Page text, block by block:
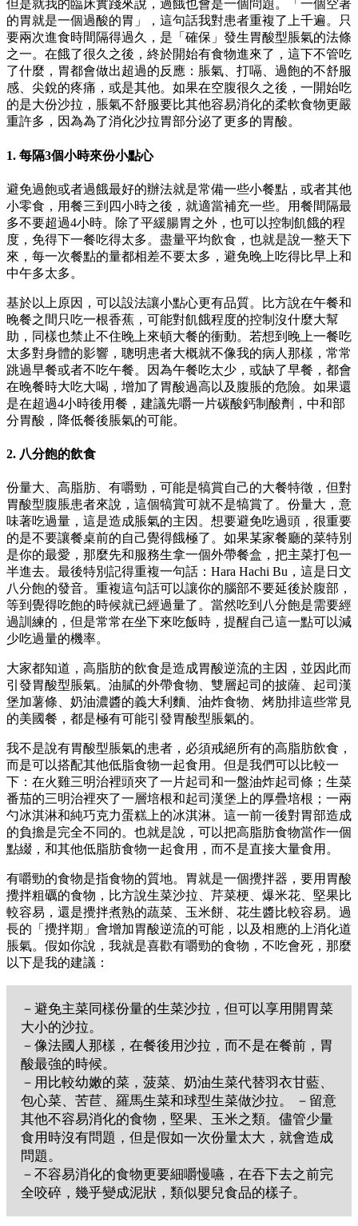
但是就我的臨床實踐來說，過餓也會是一個問題。「一個空著
的胃就是一個過酸的胃」，這句話我對患者重複了上千遍。只
要兩次進食時間隔得過久，是「確保」發生胃酸型脹氣的法條
之一。在餓了很久之後，終於開始有食物進來了，這下不管吃
了什麼，胃都會做出超過的反應：脹氣、打嗝、過飽的不舒服
感、尖銳的疼痛，或是其他。如果在空腹很久之後，一開始吃
的是大份沙拉，脹氣不舒服要比其他容易消化的柔軟食物更嚴
重許多，因為為了消化沙拉胃部分泌了更多的胃酸。
1. 每隔3個小時來份小點心
避免過飽或者過餓最好的辦法就是常備一些小餐點，或者其他
小零食，用餐三到四小時之後，就適當補充一些。用餐間隔最
多不要超過4小時。除了平緩腸胃之外，也可以控制飢餓的程
度，免得下一餐吃得太多。盡量平均飲食，也就是說一整天下
來，每一次餐點的量都相差不要太多，避免晚上吃得比早上和
中午多太多。
基於以上原因，可以設法讓小點心更有品質。比方說在午餐和
晚餐之間只吃一根香蕉，可能對飢餓程度的控制沒什麼大幫
助，同樣也禁止不住晚上來頓大餐的衝動。若想到晚上一餐吃
太多對身體的影響，聰明患者大概就不像我的病人那樣，常常
跳過早餐或者不吃午餐。因為午餐吃太少，或缺了早餐，都會
在晚餐時大吃大喝，增加了胃酸過高以及腹脹的危險。如果還
是在超過4小時後用餐，建議先嚼一片碳酸鈣制酸劑，中和部
分胃酸，降低餐後脹氣的可能。
2. 八分飽的飲食
份量大、高脂肪、有嚼勁，可能是犒賞自己的大餐特徵，但對
胃酸型腹脹患者來說，這個犒賞可就不是犒賞了。份量大，意
味著吃過量，這是造成脹氣的主因。想要避免吃過頭，很重要
的是不要讓餐桌前的自己覺得餓極了。如果某家餐廳的菜特別
是你的最愛，那麼先和服務生拿一個外帶餐盒，把主菜打包一
半進去。最後特別記得重複一句話：Hara Hachi Bu，這是日文
八分飽的發音。重複這句話可以讓你的腦部不要延後於腹部，
等到覺得吃飽的時候就已經過量了。當然吃到八分飽是需要經
過訓練的，但是常常在坐下來吃飯時，提醒自己這一點可以減
少吃過量的機率。
大家都知道，高脂肪的飲食是造成胃酸逆流的主因，並因此而
引發胃酸型脹氣。油膩的外帶食物、雙層起司的披薩、起司漢
堡加薯條、奶油濃醬的義大利麵、油炸食物、烤肋排這些常見
的美國餐，都是極有可能引發胃酸型脹氣的。
我不是說有胃酸型脹氣的患者，必須戒絕所有的高脂肪飲食，
而是可以搭配其他低脂食物一起食用。但是我們可以比較一
下：在火雞三明治裡頭夾了一片起司和一盤油炸起司條；生菜
番茄的三明治裡夾了一層培根和起司漢堡上的厚疊培根；一兩
勺冰淇淋和純巧克力蛋糕上的冰淇淋。這一前一後對胃部造成
的負擔是完全不同的。也就是說，可以把高脂肪食物當作一個
點綴，和其他低脂肪食物一起食用，而不是直接大量食用。
有嚼勁的食物是指食物的質地。胃就是一個攪拌器，要用胃酸
攪拌粗礪的食物，比方說生菜沙拉、芹菜梗、爆米花、堅果比
較容易，還是攪拌煮熟的蔬菜、玉米餅、花生醬比較容易。過
長的「攪拌期」會增加胃酸逆流的可能，以及相應的上消化道
脹氣。假如你說，我就是喜歡有嚼勁的食物，不吃會死，那麼
以下是我的建議：
－避免主菜同樣份量的生菜沙拉，但可以享用開胃菜
大小的沙拉。
－像法國人那樣，在餐後用沙拉，而不是在餐前，胃
酸最強的時候。
－用比較幼嫩的菜，菠菜、奶油生菜代替羽衣甘藍、
包心菜、苦苣、羅馬生菜和球型生菜做沙拉。 －留意
其他不容易消化的食物，堅果、玉米之類。儘管少量
食用時沒有問題，但是假如一次份量太大，就會造成
問題。
－不容易消化的食物更要細嚼慢嚥，在吞下去之前完
全咬碎，幾乎變成泥狀，類似嬰兒食品的樣子。